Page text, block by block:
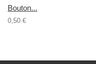
Bouton...
0,50 €